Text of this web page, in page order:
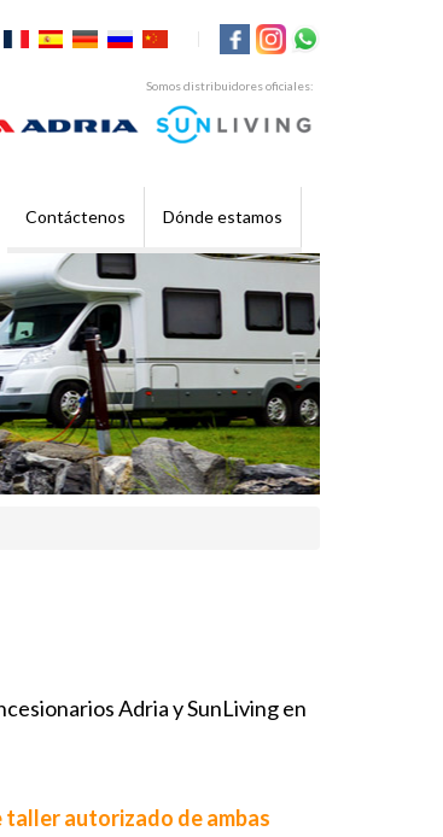
Somos distribuidores oficiales:
|
Contáctenos Dónde estamos
Adria y SunLiving en
taller autorizado de ambas